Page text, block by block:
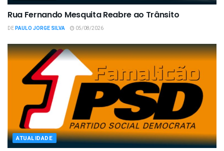
Rua Fernando Mesquita Reabre ao Trânsito
DEPAULO JORGE SILVA 05/08/2026
ATUALIDADE